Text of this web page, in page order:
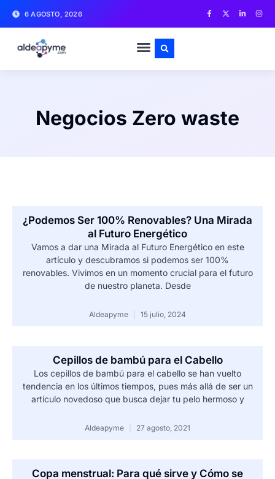
6 AGOSTO, 2026
Negocios Zero waste
¿Podemos Ser 100% Renovables? Una Mirada
al Futuro Energético
Vamos a dar una Mirada al Futuro Energético en este
artículo y descubramos si podemos ser 100%
renovables. Vivimos en un momento crucial para el futuro
de nuestro planeta. Desde
Aldeapyme 15 julio, 2024
Cepillos de bambú para el Cabello
Los cepillos de bambú para el cabello se han vuelto
tendencia en los últimos tiempos, pues más allá de ser un
artículo novedoso que busca dejar tu pelo hermoso y
Aldeapyme 27 agosto, 2021
Copa menstrual: Para qué sirve y Cómo se